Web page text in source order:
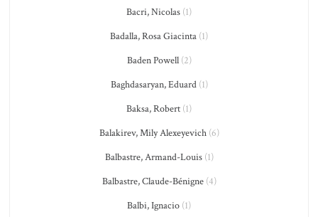
Bacri, Nicolas (1)
Badalla, Rosa Giacinta (1)
Baden Powell(2)
Baghdasaryan, Eduard(1)
Baksa, Robert (1)
Balakirev, Mily Alexeyevich(6)
Balbastre, Armand-Louis(1)
Balbastre, Claude-Bénigne(4)
Balbi, Ignacio (1)